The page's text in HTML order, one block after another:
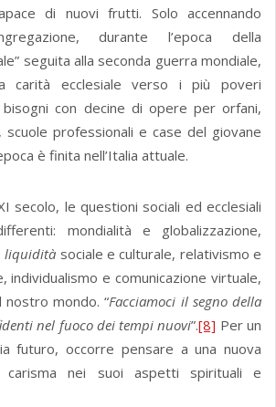
di nuovi frutti. Solo accennando
durante l’epoca della
seguita alla seconda guerra mondiale,
carità ecclesiale verso i più poveri
con decine di opere per orfani,
scuole professionali e case del giovane
è finita nell’Italia attuale.
secolo, le questioni sociali ed ecclesiali
mondialità e globalizzazione,
liquidità sociale e culturale, relativismo e
individualismo e comunicazione virtuale,
mondo. “Facciamoci il segno della
nel fuoco dei tempi nuovi”.[8] Per un
futuro, occorre pensare a una nuova
carisma nei suoi aspetti spirituali e